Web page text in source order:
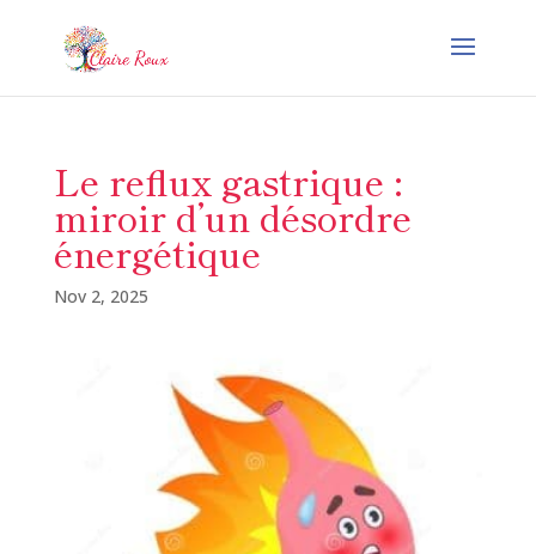
Le reflux gastrique :
miroir d’un désordre
énergétique
Nov 2, 2025